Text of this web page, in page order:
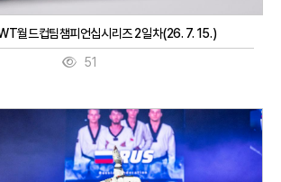
월드컵팀챔피언십시리즈 2일차(26. 7. 15.)
51